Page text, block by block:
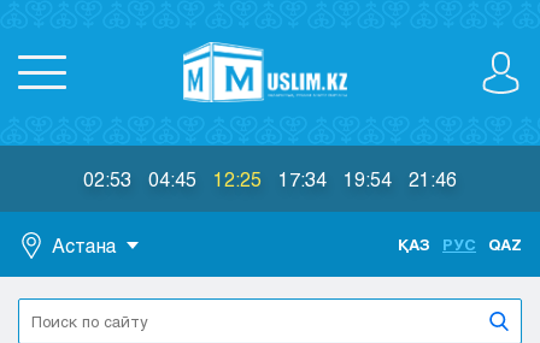
02:53 04:45 12:25 17:34 19:54 21:46
Астана
Астана
Алматы
ҚАЗ РУС QAZ